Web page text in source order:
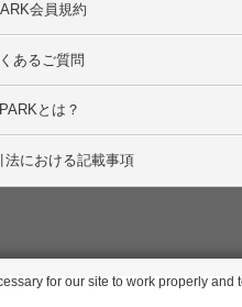
会員規約
あるご質問
とは？
法における記載事項
for our site to work properly